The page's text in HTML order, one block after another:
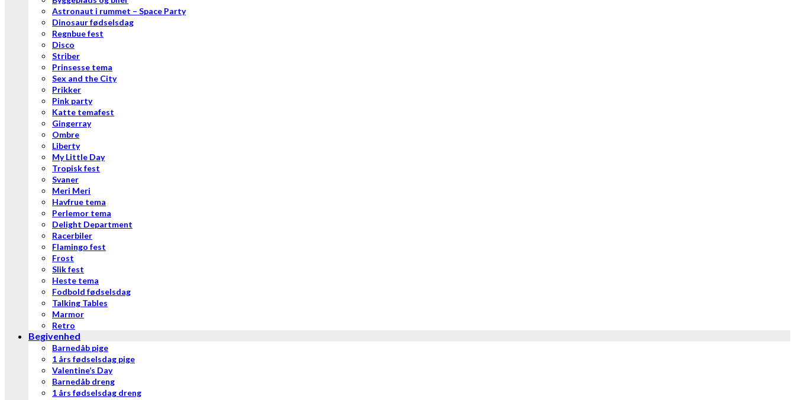
Astronaut i rummet – Space Party
Dinosaur fødselsdag
Regnbue fest
Disco
Striber
Prinsesse tema
Sex and the City
Prikker
Pink party
Katte temafest
Gingerray
Ombre
Liberty
My Little Day
Tropisk fest
Svaner
Meri Meri
Havfrue tema
Perlemor tema
Delight Department
Racerbiler
Flamingo fest
Frost
Slik fest
Heste tema
Fodbold fødselsdag
Talking Tables
Marmor
Retro
Begivenhed
Barnedåb pige
1 års fødselsdag pige
Valentine’s Day
Barnedåb dreng
1 års fødselsdag dreng